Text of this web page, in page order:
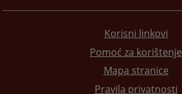
Korisni linkovi
Pomoć za korištenje
Mapa stranice
Pravila privatnosti